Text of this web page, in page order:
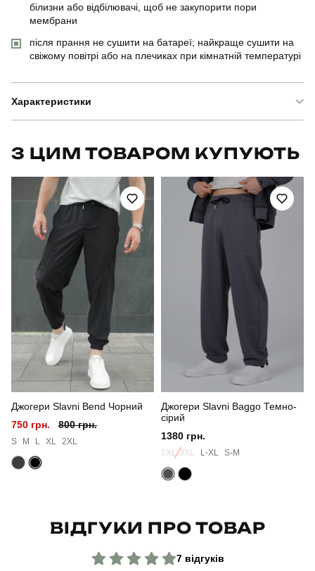
білизни або відбілювачі, щоб не закупорити пори
мембрани
після прання не сушити на батареї; найкраще сушити на
свіжому повітрі або на плечиках при кімнатній температурі
Характеристики
Вид штани
Призначення для повсякденного носіння
Стать
Сезон
Колір
Матеріал софтшел
Склад тканини
З ЦИМ ТОВАРОМ КУПУЮТЬ
Джогери Slavni Bend Чорний
750 грн.
800 грн.
S M L XL 2XL
Джогери Slavni Baggo Темно-
сірий
1380 грн.
2XL-3XL L-XL S-M
ВІДГУКИ ПРО ТОВАР
7 відгуків